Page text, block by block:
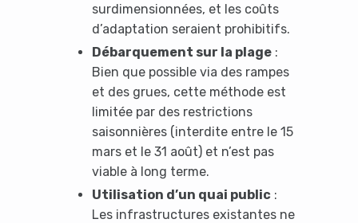
surdimensionnées, et les coûts
d’adaptation seraient prohibitifs.
Débarquement sur la plage:
Bien que possible via des rampes
et des grues, cette méthode est
limitée par des restrictions
saisonnières (interdite entre le 15
mars et le 31 août) et n’est pas
viable à long terme.
Utilisation d’un quai public:
Les infrastructures existantes ne